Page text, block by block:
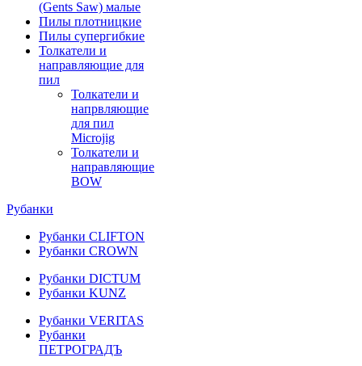
(Gents Saw) малые
Пилы плотницкие
Пилы супергибкие
Толкатели и
направляющие для
пил
Толкатели и
напрвляющие
для пил
Microjig
Толкатели и
направляющие
BOW
Рубанки
Рубанки CLIFTON
Рубанки CROWN
Рубанки DICTUM
Рубанки KUNZ
Рубанки VERITAS
Рубанки
ПЕТРОГРАДЪ